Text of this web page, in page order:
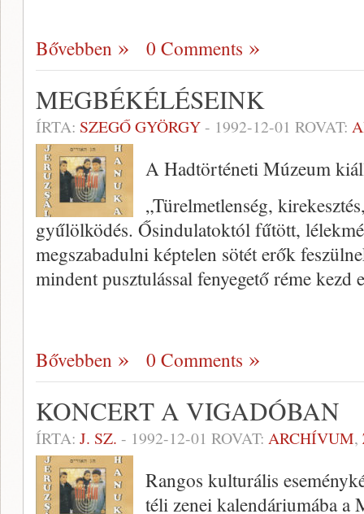
Bővebben 0 Comments
MEGBÉKÉLÉSEINK
ÍRTA: SZEGŐ GYÖRGY- 1992-12-01 ROVAT:
A Hadtörténeti Múzeum
„Türelmetlenség,
gyűlölködés. Ősindulatoktól fűtött,
megszabadulni képtelen sötét erők
mindent pusztulással fenyegető réme kezd
Bővebben 0 Comments
KONCERT A VIGADÓBAN
ÍRTA: J. SZ. - 1992-12-01 ROVAT: ARCHÍVUM,
Rangos kulturális
téli zenei kalendáriumába